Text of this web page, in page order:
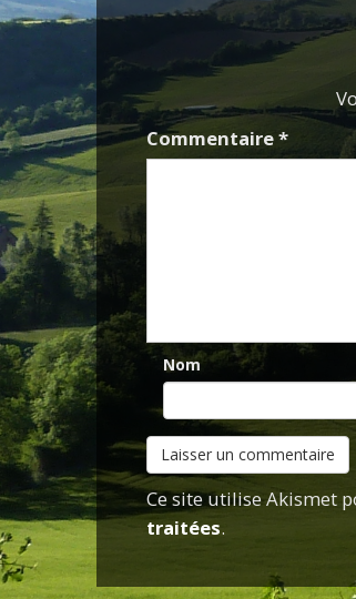
Commentaire*
Nom
Ce site utilise Akismet
traitées.